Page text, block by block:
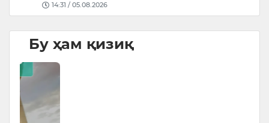
14:31 / 05.08.2026
Бу ҳам қизиқ